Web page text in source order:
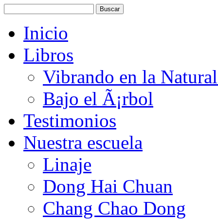
Inicio
Libros
Vibrando en la
Bajo el Ã¡rbol
Testimonios
Nuestra escuela
Linaje
Dong Hai Chuan
Chang Chao Dong